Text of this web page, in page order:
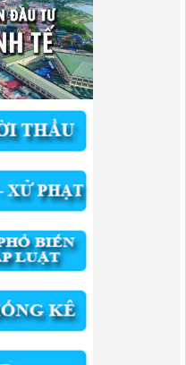
thủ tục HC được sửa đổi,bổ
quyết TTHC trong lĩnh vực
quyền,phân cấp,phân định
Ban QLKKT
nội bộ giải quyết thủ tục
khu kinh tế thuộc thẩm
kinh tế tỉnh Cao Bằng
sung Kế hoạch vốn đầu tư
nội bộ giải quyết thủ tục
Nam thuộc thẩm quyền giải